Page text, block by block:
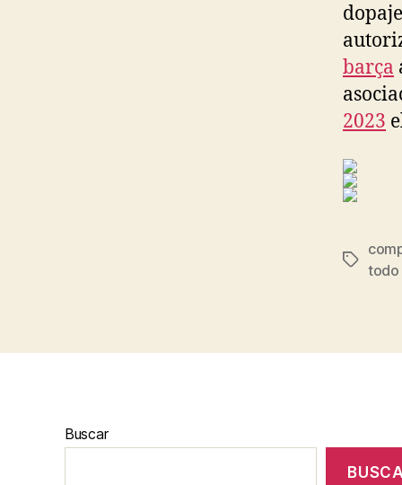
barça
2023
Etiquetas
todo
Buscar